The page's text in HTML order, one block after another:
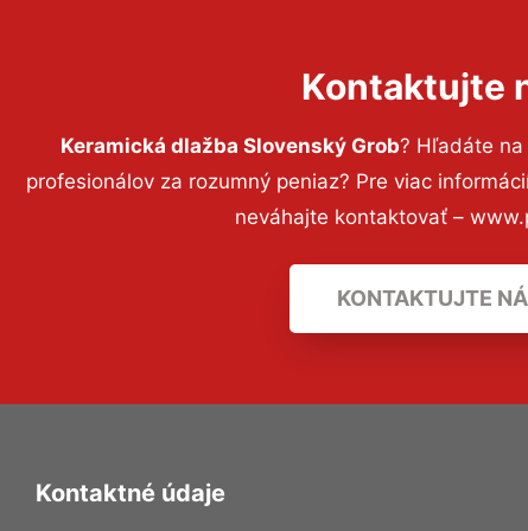
Kontaktujte
Keramická dlažba Slovenský Grob? Hľadáte
profesionálov za rozumný peniaz? Pre viac
neváhajte kontaktovať –
KONTAKTUJTE
Kontaktné údaje